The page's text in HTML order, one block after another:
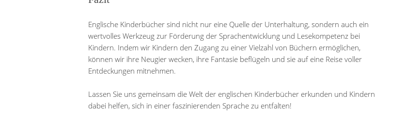
Englische Kinderbücher sind nicht nur eine Quelle der Unterhaltung, sondern auch ein
wertvolles Werkzeug zur Förderung der Sprachentwicklung und Lesekompetenz bei
Kindern. Indem wir Kindern den Zugang zu einer Vielzahl von Büchern ermöglichen,
können wir ihre Neugier wecken, ihre Fantasie beflügeln und sie auf eine Reise voller
Entdeckungen mitnehmen.
Lassen Sie uns gemeinsam die Welt der englischen Kinderbücher erkunden und Kindern
dabei helfen, sich in einer faszinierenden Sprache zu entfalten!